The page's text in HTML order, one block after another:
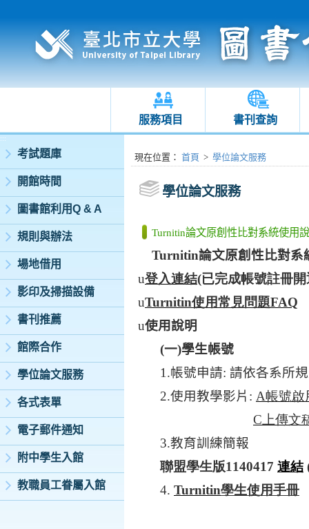
服務項目 書刊查詢
:::
考試題庫
開館時間
圖書館利用Q & A
規則與辦法
場地借用
影印及掃描設備
書刊推薦
館際合作
學位論文服務
各式表單
電子郵件通知
附中學生入館
教職員工眷屬入館
:::現在位置 ： 首頁 > 學位論文服務
學位論文服務
Turnitin論文原創性比對系統使用
Turnitin論文原創性比對系
u登入連結(已完成帳號註冊
uTurnitin使用常見問題FAQ
u使用說明
(一)學生帳號
1.帳號申請: 請依各系所
2.使用教學影片 : A帳號啟
C上傳文
3.教育訓練簡報
聯盟學生版1140417 連結
4. Turnitin學生使用手冊